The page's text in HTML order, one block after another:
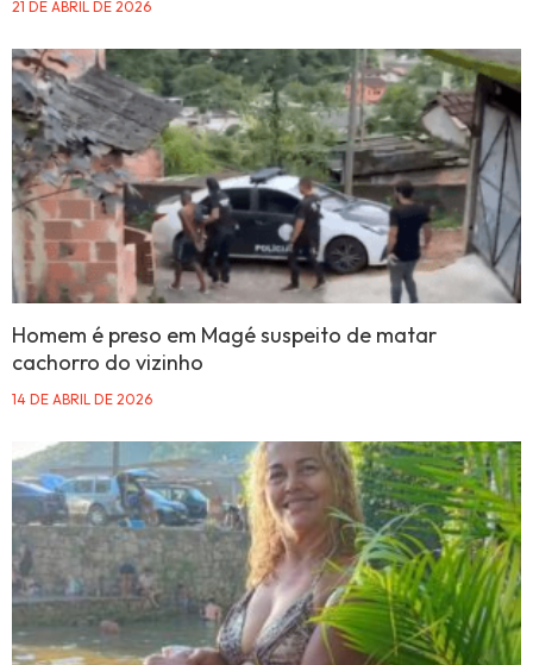
21 DE ABRIL DE 2026
Homem é preso em Magé suspeito de matar
cachorro do vizinho
14 DE ABRIL DE 2026